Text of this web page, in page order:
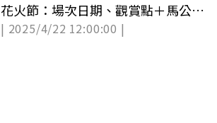
花火節：場次日期、觀賞點＋馬公美
食攻略
| 2025/4/22 12:00:00 |